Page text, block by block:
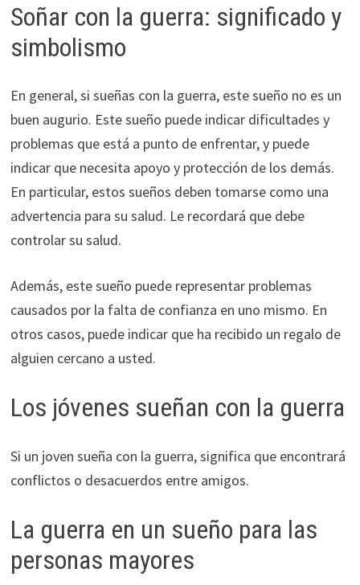
Soñar con la guerra: significado y
simbolismo
En general, si sueñas con la guerra, este sueño no es un
buen augurio. Este sueño puede indicar dificultades y
problemas que está a punto de enfrentar, y puede
indicar que necesita apoyo y protección de los demás.
En particular, estos sueños deben tomarse como una
advertencia para su salud. Le recordará que debe
controlar su salud.
Además, este sueño puede representar problemas
causados por la falta de confianza en uno mismo. En
otros casos, puede indicar que ha recibido un regalo de
alguien cercano a usted.
Los jóvenes sueñan con la guerra
Si un joven sueña con la guerra, significa que encontrará
conflictos o desacuerdos entre amigos.
La guerra en un sueño para las
personas mayores